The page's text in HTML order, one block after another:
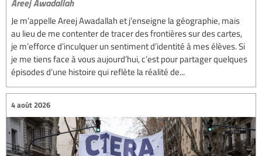
Je m’appelle Areej Awadallah et j’enseigne la géographie, mais
au lieu de me contenter de tracer des frontières sur des cartes,
je m’efforce d’inculquer un sentiment d’identité à mes élèves. Si
je me tiens face à vous aujourd’hui, c’est pour partager quelques
épisodes d’une histoire qui reflète la réalité de...
4 août 2026